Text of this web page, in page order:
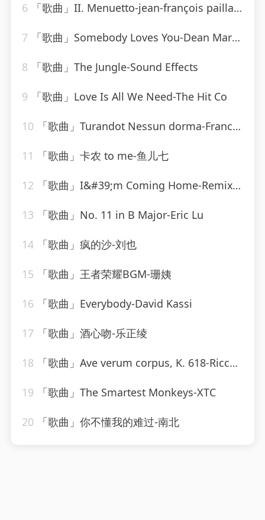
6 「歌曲」II. Menuetto-jean-françois paillard
7 「歌曲」Somebody Loves You-Dean Martin
8 「歌曲」The Jungle-Sound Effects
9 「歌曲」Love Is All We Need-The Hit Co
10 「歌曲」Turandot Nessun dorma-Franck Pourcel
11 「歌曲」卡农 to me-鱼儿七
12 「歌曲」I&#39;m Coming Home-Remixed Hits Factory
13 「歌曲」No. 11 in B Major-Eric Lu
14 「歌曲」疯的沙-刘也
15 「歌曲」王者荣耀BGM-珊姨
16 「歌曲」Everybody-David Kassi
17 「歌曲」酒心吻-乐正绫
18 「歌曲」Ave verum corpus, K. 618-Riccardo Muti、Stockholm Chamber Choir、Stockholm Radio Chorus
19 「歌曲」The Smartest Monkeys-XTC
20 「歌曲」你不懂我的难过-南北